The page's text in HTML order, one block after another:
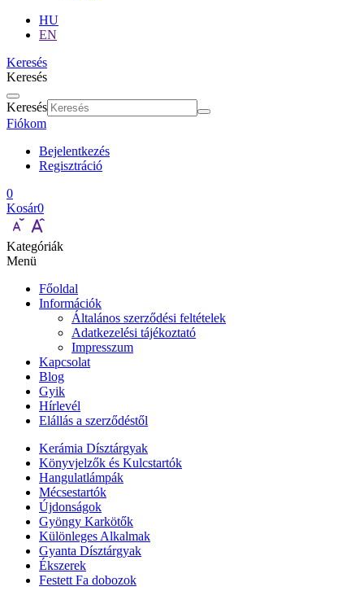
HU
EN
Keresés
Keresés
Keresés
Fiókom
Bejelentkezés
Regisztráció
0
Kosár0
Kategóriák
Menü
Főoldal
Információk
Általános szerződési feltételek
Adatkezelési tájékoztató
Impresszum
Kapcsolat
Blog
Gyik
Hírlevél
Elállás a szerződéstől
Kerámia Dísztárgyak
Könyvjelzők és Kulcstartók
Hangulatlámpák
Mécsestartók
Újdonságok
Gyöngy Karkötők
Különleges Alkalmak
Gyanta Dísztárgyak
Ékszerek
Festett Fa dobozok